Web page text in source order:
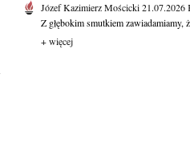
Józef Kazimierz Mościcki21.07.2026
Z głębokim smutkiem zawiadamiamy,
+ więcej